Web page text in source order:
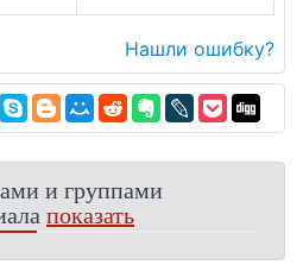
Нашли ошибку?
и группами
показать